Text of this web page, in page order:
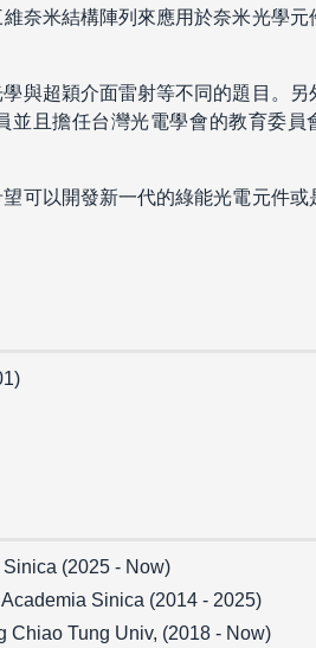
奈米結構陣列來應用於奈米光學元
與超穎介面雷射等不同的題目。另
並且擔任台灣光電學會的教育委員
可以開發新一代的綠能光電元件或
(2025 - Now)
Sinica (2014 - 2025)
Chiao Tung Univ, (2018 - Now)